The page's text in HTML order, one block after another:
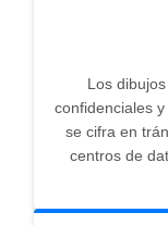
Los
confidenciales
se cifra en
centros de